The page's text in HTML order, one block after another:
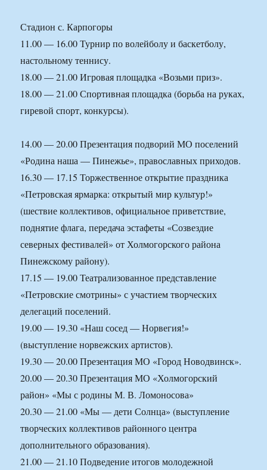
Стадион с. Карпогоры
11.00 — 16.00 Турнир по волейболу и баскетболу,
настольному теннису.
18.00 — 21.00 Игровая площадка «Возьми приз».
18.00 — 21.00 Спортивная площадка (борьба на руках,
гиревой спорт, конкурсы).
14.00 — 20.00 Презентация подворий МО поселений
«Родина наша — Пинежье», православных приходов.
16.30 — 17.15 Торжественное открытие праздника
«Петровская ярмарка: открытый мир культур!»
(шествие коллективов, официальное приветствие,
поднятие флага, передача эстафеты «Созвездие
северных фестивалей» от Холмогорского района
Пинежскому району).
17.15 — 19.00 Театрализованное представление
«Петровские смотрины» с участием творческих
делегаций поселений.
19.00 — 19.30 «Наш сосед — Норвегия!»
(выступление норвежских артистов).
19.30 — 20.00 Презентация МО «Город Новодвинск».
20.00 — 20.30 Презентация МО «Холмогорский
район» «Мы с родины М. В. Ломоносова»
20.30 — 21.00 «Мы — дети Солнца» (выступление
творческих коллективов районного центра
дополнительного образования).
21.00 — 21.10 Подведение итогов молодежной